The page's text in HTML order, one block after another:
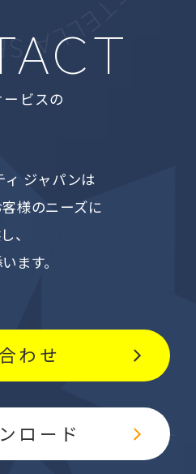
ービスの
ィ ジャパンは
客様のニーズに
、
ます。
わせ
ロード